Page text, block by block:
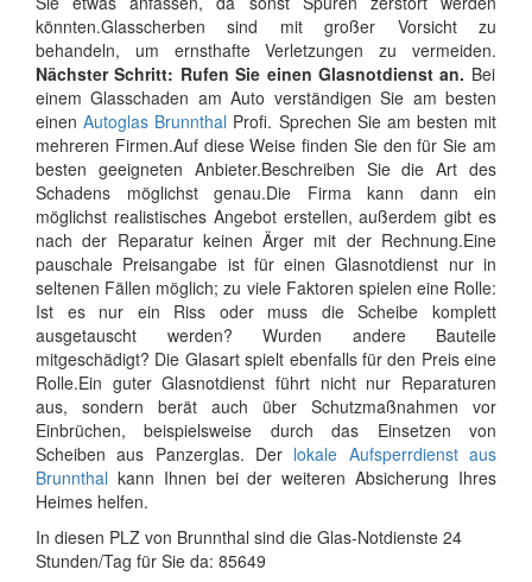
könnten.Glasscherben sind mit großer Vorsicht zu
behandeln, um ernsthafte Verletzungen zu vermeiden.
Nächster Schritt: Rufen Sie einen Glasnotdienst an. Bei
einem Glasschaden am Auto verständigen Sie am besten
einenAutoglas Brunnthal Profi. Sprechen Sie am besten mit
mehreren Firmen.Auf diese Weise finden Sie den für Sie am
besten geeigneten Anbieter.Beschreiben Sie die Art des
Schadens möglichst genau.Die Firma kann dann ein
möglichst realistisches Angebot erstellen, außerdem gibt es
nach der Reparatur keinen Ärger mit der Rechnung.Eine
pauschale Preisangabe ist für einen Glasnotdienst nur in
seltenen Fällen möglich; zu viele Faktoren spielen eine Rolle:
Ist es nur ein Riss oder muss die Scheibe komplett
ausgetauscht werden? Wurden andere Bauteile
mitgeschädigt? Die Glasart spielt ebenfalls für den Preis eine
Rolle.Ein guter Glasnotdienst führt nicht nur Reparaturen
aus, sondern berät auch über Schutzmaßnahmen vor
Einbrüchen, beispielsweise durch das Einsetzen von
Scheiben aus Panzerglas. Der lokale Aufsperrdienst aus
Brunnthal kann Ihnen bei der weiteren Absicherung Ihres
Heimes helfen.
In diesen PLZ von Brunnthal sind die Glas-Notdienste 24
Stunden/Tag für Sie da: 85649